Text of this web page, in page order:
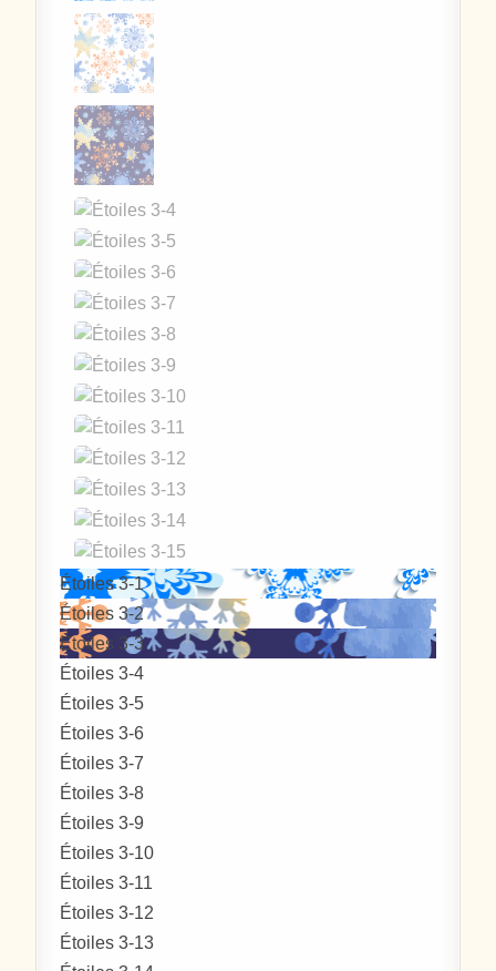
Étoiles 3-1
Étoiles 3-2
Étoiles 3-3
Étoiles 3-4
Étoiles 3-5
Étoiles 3-6
Étoiles 3-7
Étoiles 3-8
Étoiles 3-9
Étoiles 3-10
Étoiles 3-11
Étoiles 3-12
Étoiles 3-13